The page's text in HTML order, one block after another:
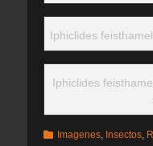
Iphiclides
Iphiclides
Categorias
Imagenes, Insectos,